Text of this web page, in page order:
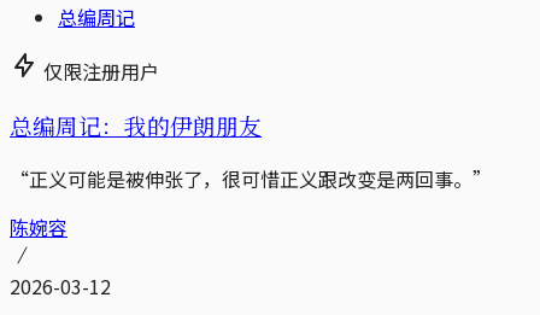
总编周记
仅限注册用户
总编周记：我的伊朗朋友
“正义可能是被伸张了，很可惜正义跟改变是两回事。”
陈婉容
2026-03-12